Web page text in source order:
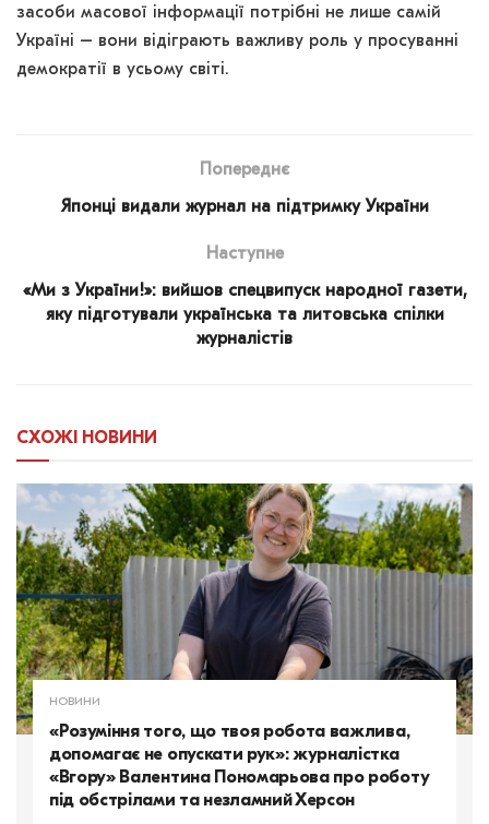
засоби масової інформації потрібні не лише самій
Україні – вони відіграють важливу роль у просуванні
демократії в усьому світі.
Попереднє
Японці видали журнал на підтримку України
Наступне
«Ми з України!»: вийшов спецвипуск народної газети,
яку підготували українська та литовська спілки
журналістів
СХОЖІ НОВИНИ
НОВИНИ
«Розуміння того, що твоя робота важлива,
допомагає не опускати рук»: журналістка
«Вгору» Валентина Пономарьова про роботу
під обстрілами та незламний Херсон